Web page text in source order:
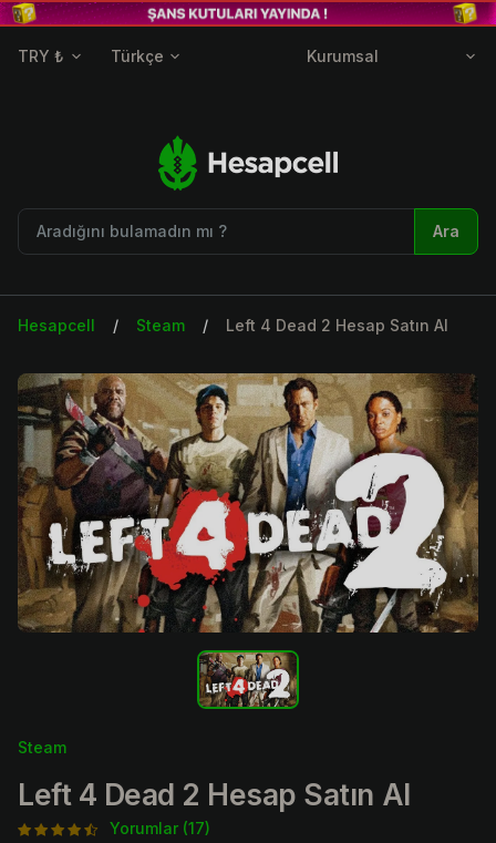
TRY ₺ Türkçe Kurumsal
Ara
Hesapcell Steam Left 4 Dead 2 Hesap Satın Al
Steam
Left 4 Dead 2 Hesap Satın Al
Yorumlar (17)